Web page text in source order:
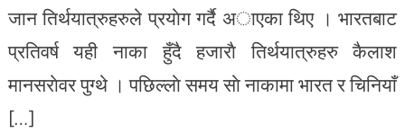
जान तिर्थयात्रुहरुले प्रयाेग गर्दै अाएका थिए । भारतबाट
प्रतिवर्ष यही नाका हुँदै हजाराै तिर्थयात्रुहरु कैलाश
मानसराेवर पुग्थे । पछिल्लाे समय साे नाकामा भारत र चिनियाँ
[…]